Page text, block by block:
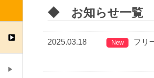
◆ お知らせ一覧
2025.03.18 New フリ